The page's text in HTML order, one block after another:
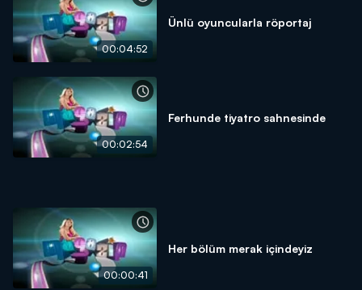
00:04:52
Ünlü oyuncularla röportaj
00:02:54
Ferhunde tiyatro sahnesinde
00:00:41
Her bölüm merak içindeyiz